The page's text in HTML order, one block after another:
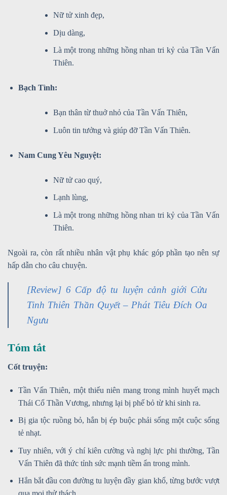
Nữ tử xinh đẹp,
Dịu dàng,
Là một trong những hồng nhan tri kỷ của Tần Vấn
Thiên.
Bạch Tình:
Bạn thân từ thuở nhỏ của Tần Vấn Thiên,
Luôn tin tưởng và giúp đỡ Tần Vấn Thiên.
Nam Cung Yêu Nguyệt:
Nữ tử cao quý,
Lạnh lùng,
Là một trong những hồng nhan tri kỷ của Tần Vấn
Thiên.
Ngoài ra, còn rất nhiều nhân vật phụ khác góp phần tạo nên sự
hấp dẫn cho câu chuyện.
[Review] 6 Cấp độ tu luyện cảnh giới Cửu
Tinh Thiên Thần Quyết – Phát Tiêu Đích Oa
Ngưu
Tóm tắt
Cốt truyện:
Tần Vấn Thiên, một thiếu niên mang trong mình huyết mạch
Thái Cổ Thần Vương, nhưng lại bị phế bỏ từ khi sinh ra.
Bị gia tộc ruồng bỏ, hắn bị ép buộc phải sống một cuộc sống
tẻ nhạt.
Tuy nhiên, với ý chí kiên cường và nghị lực phi thường, Tần
Vấn Thiên đã thức tỉnh sức mạnh tiềm ẩn trong mình.
Hắn bắt đầu con đường tu luyện đầy gian khổ, từng bước vượt